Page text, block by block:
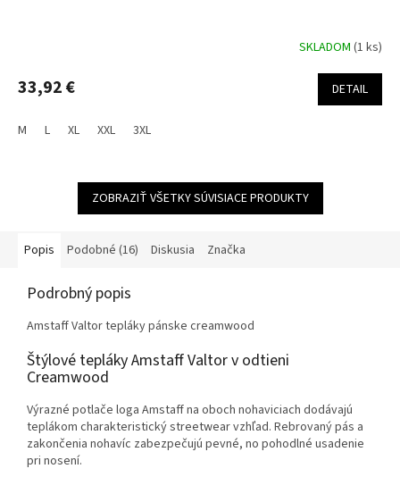
SKLADOM (1 ks)
33,92 € DETAIL
M L XL XXL 3XL
ZOBRAZIŤ VŠETKY SÚVISIACE PRODUKTY
Popis Podobné (16) Diskusia Značka
Podrobný popis
Amstaff Valtor tepláky pánske creamwood
Štýlové tepláky Amstaff Valtor v odtieni
Creamwood
Výrazné potlače loga Amstaff na oboch nohaviciach dodávajú
teplákom charakteristický streetwear vzhľad. Rebrovaný pás a
zakončenia nohavíc zabezpečujú pevné, no pohodlné usadenie
pri nosení.